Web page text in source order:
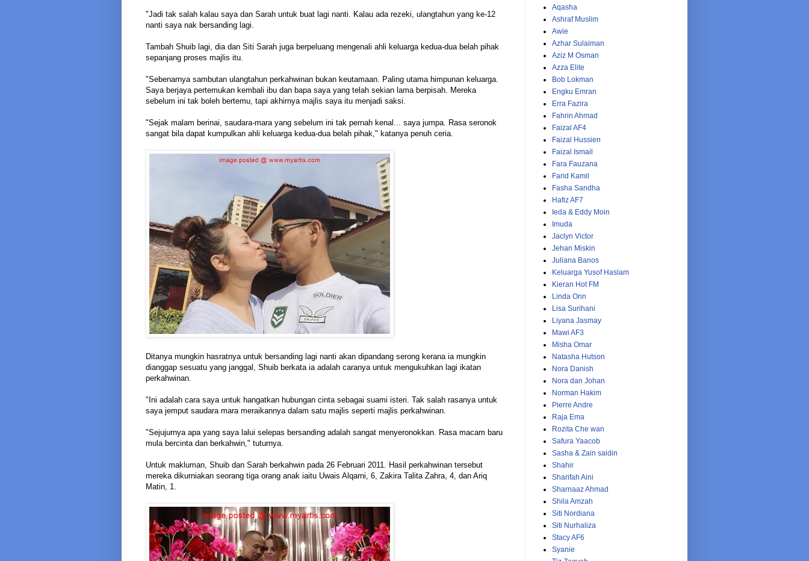
"Jadi tak salah kalau saya dan Sarah untuk buat lagi nanti. Kalau ada rezeki, ulangtahun yang ke-12
nanti saya nak bersanding lagi.
Tambah Shuib lagi, dia dan Siti Sarah juga berpeluang mengenali ahli keluarga kedua-dua belah pihak
sepanjang proses majlis itu.
"Sebenarnya sambutan ulangtahun perkahwinan bukan keutamaan. Paling utama himpunan keluarga.
Saya berjaya pertemukan kembali ibu dan bapa saya yang telah sekian lama berpisah. Mereka
sebelum ini tak boleh bertemu, tapi akhirnya majlis saya itu menjadi saksi.
"Sejak malam berinai, saudara-mara yang sebelum ini tak pernah kenal... saya jumpa. Rasa seronok
sangat bila dapat kumpulkan ahli keluarga kedua-dua belah pihak," katanya penuh ceria.
Ditanya mungkin hasratnya untuk bersanding lagi nanti akan dipandang serong kerana ia mungkin
dianggap sesuatu yang janggal, Shuib berkata ia adalah caranya untuk mengukuhkan lagi ikatan
perkahwinan.
"Ini adalah cara saya untuk hangatkan hubungan cinta sebagai suami isteri. Tak salah rasanya untuk
saya jemput saudara mara meraikannya dalam satu majlis seperti majlis perkahwinan.
"Sejujurnya apa yang saya lalui selepas bersanding adalah sangat menyeronokkan. Rasa macam baru
mula bercinta dan berkahwin," tuturnya.
Untuk makluman, Shuib dan Sarah berkahwin pada 26 Februari 2011. Hasil perkahwinan tersebut
mereka dikurniakan seorang tiga orang anak iaitu Uwais Alqarni, 6, Zakira Talita Zahra, 4, dan Ariq
Matin, 1.
Aqasha
Ashraf Muslim
Awie
Azhar Sulaiman
Aziz M Osman
Azza Elite
Bob Lokman
Engku Emran
Erra Fazira
Fahrin Ahmad
Faizal AF4
Faizal Hussien
Faizal Ismail
Fara Fauzana
Farid Kamil
Fasha Sandha
Hafiz AF7
Ieda & Eddy Moin
Imuda
Jaclyn Victor
Jehan Miskin
Juliana Banos
Keluarga Yusof Haslam
Kieran Hot FM
Linda Onn
Lisa Surihani
Liyana Jasmay
Mawi AF3
Misha Omar
Natasha Hutson
Nora Danish
Nora dan Johan
Norman Hakim
Pierre Andre
Raja Ema
Rozita Che wan
Safura Yaacob
Sasha & Zain saidin
Shahir
Sharifah Aini
Sharnaaz Ahmad
Shila Amzah
Siti Nordiana
Siti Nurhaliza
Stacy AF6
Syanie